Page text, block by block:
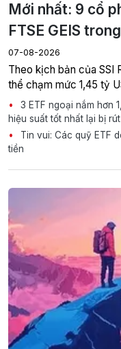
Mới nhất: 9 cổ
FTSE GEIS
07-08-2026
Theo kịch bản của SSI
thể chạm mức 1,45 tỷ
3 ETF ngoại nắm hơn
hiệu suất tốt nhất lại bị
Tin vui: Các quỹ ETF
tiền